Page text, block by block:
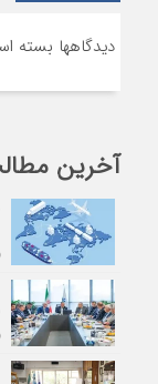
دیدگاهها بسته
آخرین